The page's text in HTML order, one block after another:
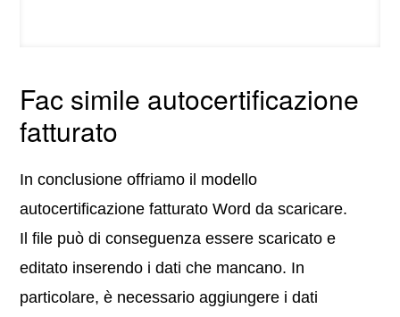
Fac simile autocertificazione
fatturato
In conclusione offriamo il modello
autocertificazione fatturato Word da scaricare.
Il file può di conseguenza essere scaricato e
editato inserendo i dati che mancano. In
particolare, è necessario aggiungere i dati